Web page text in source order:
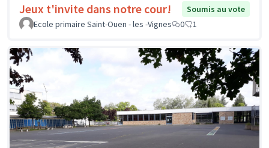
Jeux t'invite dans notre cour!
Soumis au vote
Ecole primaire Saint-Ouen - les -Vignes
0 1